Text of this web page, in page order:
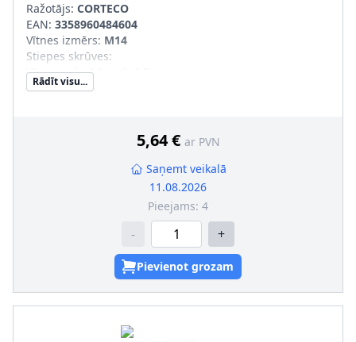
Ražotājs: CORTECO
EAN: 3358960484604
Vītnes izmērs: M14
Stiepes skrūves:
Vītnes solis 1 [mm]
Skrūves garums zem galvas [mm]
Rādīt visu...
5,64 € ar PVN
Saņemt veikalā
11.08.2026
Pieejams: 4
- +
Pievienot grozam